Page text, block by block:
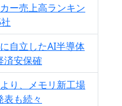
ー売上高ランキン
自立したAI半導体
済安保確
り、メモリ新工場
も続々